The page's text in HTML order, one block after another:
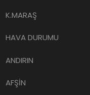
K.MARAŞ
HAVA DURUMU
ANDIRIN
AFŞİN